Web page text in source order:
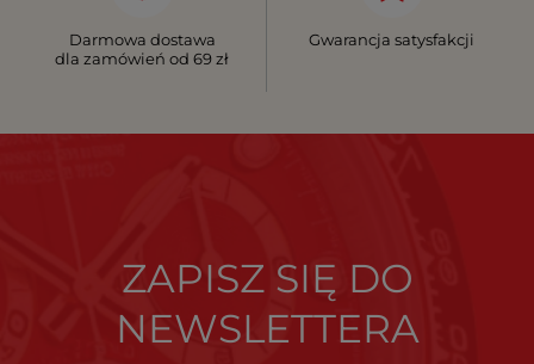
Darmowa dostawa
dla zamówień od 69 zł
Gwarancja satysfakcji
ZAPISZ SIĘ DO
NEWSLETTERA